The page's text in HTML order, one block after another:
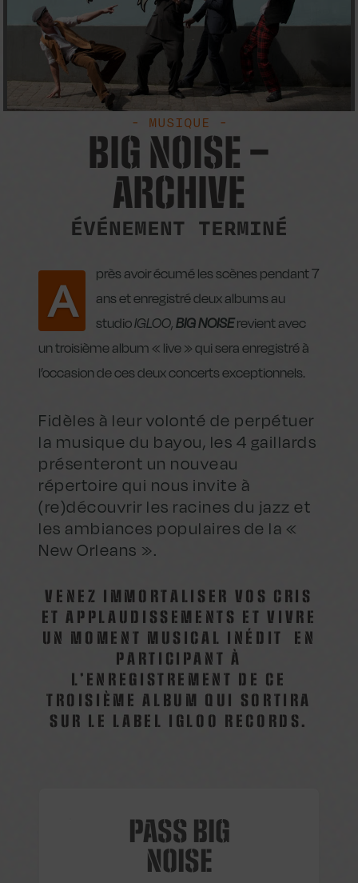
- MUSIQUE -
BIG NOISE –
ARCHIVE
ÉVÉNEMENT TERMINÉ
A
près avoir écumé les scènes pendant 7
ans et enregistré deux albums au
studioIGLOO,BIG NOISErevient avec
un troisième album « live » qui sera enregistré à
l’occasion de ces deux concerts exceptionnels.
Fidèles à leur volonté de perpétuer
la musique du bayou, les 4 gaillards
présenteront un nouveau
répertoire qui nous invite à
(re)découvrir les racines du jazz et
les ambiances populaires de la «
New Orleans ».
VENEZ IMMORTALISER VOS CRIS
ET APPLAUDISSEMENTS ET VIVRE
UN MOMENT MUSICAL INÉDIT EN
PARTICIPANT À
L’ENREGISTREMENT DE CE
TROISIÈME ALBUM QUI SORTIRA
SUR LE LABEL IGLOO RECORDS.
PASS BIG
NOISE